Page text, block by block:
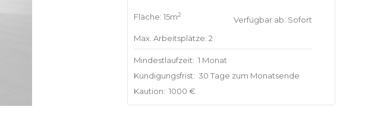
Fläche: 15m2
Max. Arbeitsplätze: 2
Verfügbar ab: Sofort
Mindestlaufzeit: 1 Monat
Kündigungsfrist: 30 Tage zum Monatsende
Kaution: 1000 €